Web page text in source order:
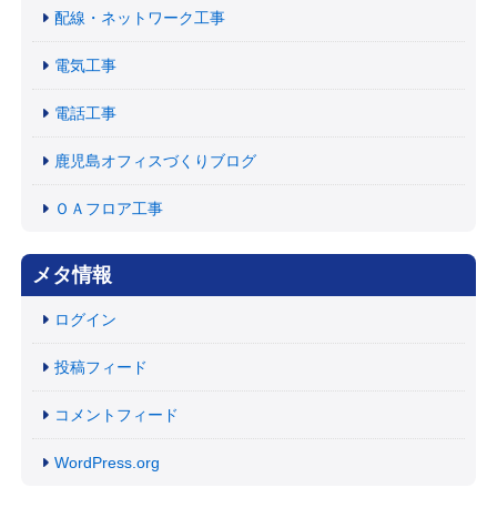
配線・ネットワーク工事
電気工事
電話工事
鹿児島オフィスづくりブログ
ＯＡフロア工事
メタ情報
ログイン
投稿フィード
コメントフィード
WordPress.org